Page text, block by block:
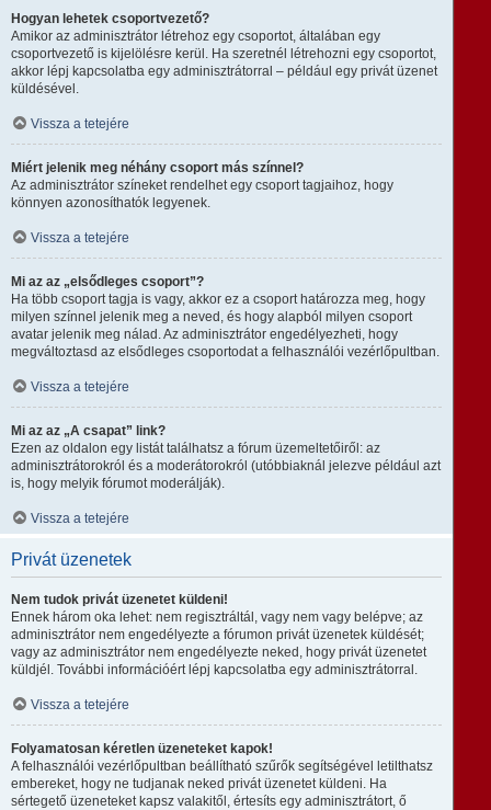
Hogyan lehetek csoportvezető?
Amikor az adminisztrátor létrehoz egy csoportot, általában egy
csoportvezető is kijelölésre kerül. Ha szeretnél létrehozni egy csoportot,
akkor lépj kapcsolatba egy adminisztrátorral – például egy privát üzenet
küldésével.
Vissza a tetejére
Miért jelenik meg néhány csoport más színnel?
Az adminisztrátor színeket rendelhet egy csoport tagjaihoz, hogy
könnyen azonosíthatók legyenek.
Vissza a tetejére
Mi az az „elsődleges csoport”?
Ha több csoport tagja is vagy, akkor ez a csoport határozza meg, hogy
milyen színnel jelenik meg a neved, és hogy alapból milyen csoport
avatar jelenik meg nálad. Az adminisztrátor engedélyezheti, hogy
megváltoztasd az elsődleges csoportodat a felhasználói vezérlőpultban.
Vissza a tetejére
Mi az az „A csapat” link?
Ezen az oldalon egy listát találhatsz a fórum üzemeltetőiről: az
adminisztrátorokról és a moderátorokról (utóbbiaknál jelezve például azt
is, hogy melyik fórumot moderálják).
Vissza a tetejére
Privát üzenetek
Nem tudok privát üzenetet küldeni!
Ennek három oka lehet: nem regisztráltál, vagy nem vagy belépve; az
adminisztrátor nem engedélyezte a fórumon privát üzenetek küldését;
vagy az adminisztrátor nem engedélyezte neked, hogy privát üzenetet
küldjél. További információért lépj kapcsolatba egy adminisztrátorral.
Vissza a tetejére
Folyamatosan kéretlen üzeneteket kapok!
A felhasználói vezérlőpultban beállítható szűrők segítségével letilthatsz
embereket, hogy ne tudjanak neked privát üzenetet küldeni. Ha
sértegető üzeneteket kapsz valakitől, értesíts egy adminisztrátort, ő